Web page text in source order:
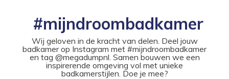
#mijndroombadkamer
Wij geloven in de kracht van delen. Deel jouw
badkamer op Instagram met #mijndroombadkamer
en tag @megadumpnl. Samen bouwen we een
inspirerende omgeving vol met unieke
badkamerstijlen. Doe je mee?